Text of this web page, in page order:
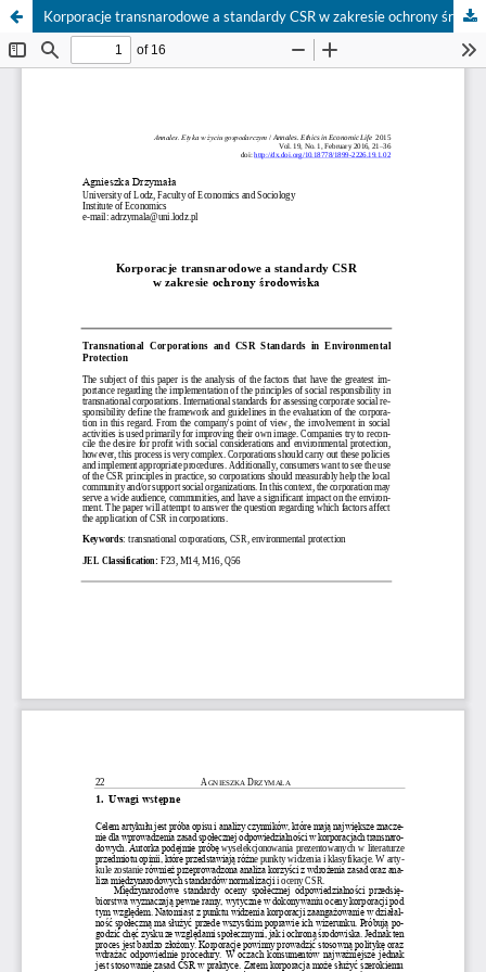
Korporacje transnarodowe a standardy CSR w zakresie ochrony środowiska